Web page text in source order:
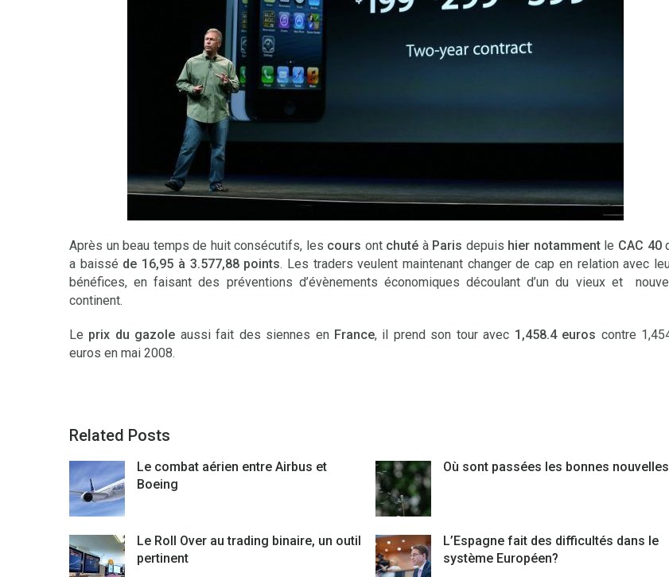
Après un beau temps de huit consécutifs, les cours ont chuté à Paris depuis hier notammentle CAC 40
a baissé de 16,95 à 3.577,88 points. Les traders veulent maintenant changer de cap en relation avec
bénéfices, en faisant des préventions d’évènements économiques découlant d’un du vieux et
continent.
Le prix du gazole aussi fait des siennes en France, il prend son tour avec 1,458.4 euros contre
euros en mai 2008.
Related Posts
Le combat aérien entre Airbus et
Boeing
Où sont passées les bonnes
Le Roll Over au trading binaire, un outil
pertinent
L’Espagne fait des difficultés dans le
système Européen?